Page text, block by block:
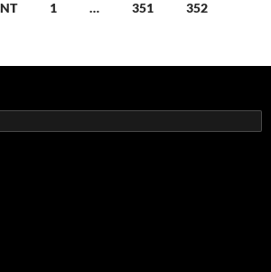
1 … 351 352